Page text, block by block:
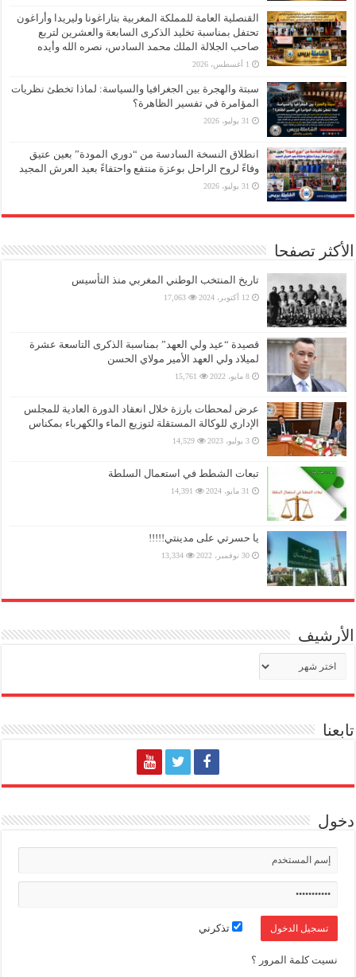
القنصلية العامة للمملكة المغربية بتاراغونا وليريدا وأراغون
تحتفل بمناسبة تخليد الذكرى السابعة والعشرين لتربع
صاحب الجلالة الملك محمد السادس، نصره الله وأيده
1 أغسطس، 2026
سبتة والهجرة بين الجغرافيا والسياسة: لماذا تخطئ نظريات
المؤامرة في تفسير الظاهرة؟
31 يوليو، 2026
انطلاق النسخة السادسة من “دوري المودة” بعين عتيق
وفاءً لروح الراحل بوعزة منتفع واحتفاءً بعيد العرش المجيد
31 يوليو، 2026
الأكثر تصفحا
تاريخ المنتخب الوطني المغربي منذ التأسيس
12 أكتوبر، 2024 17,063
قصيدة “عيد ولي العهد” بمناسبة الذكرى التاسعة عشرة
لميلاد ولي العهد الأمير مولاي الحسن
8 مايو، 2022 15,761
عرض لمحطات بارزة خلال انعقاد الدورة العادية للمجلس
الإداري للوكالة المستقلة لتوزيع الماء والكهرباء بمكناس
3 يوليو، 2023 14,529
تبعات الشطط في استعمال السلطة
31 مايو، 2024 14,391
يا حسرتي على مدينتي!!!!!
30 نوفمبر، 2022 13,334
الأرشيف
الأرشيف
تابعنا
دخول
تذكرني
نسيت كلمة المرور ؟